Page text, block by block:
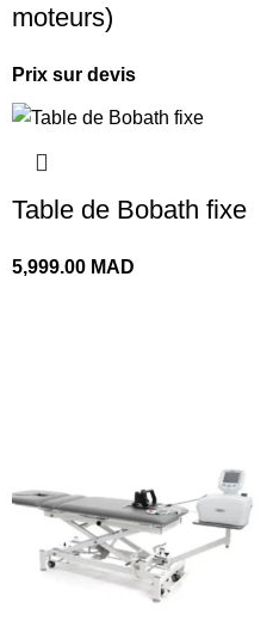
moteurs)
Prix sur devis
Table de Bobath fixe
5,999.00 MAD